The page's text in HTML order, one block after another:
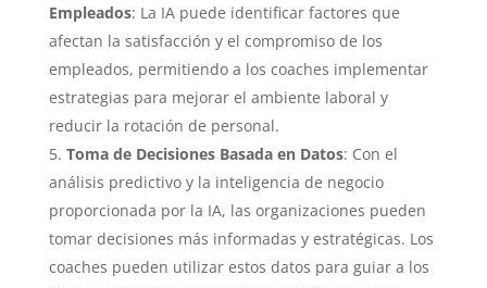
Empleados: La IA puede identificar factores que
afectan la satisfacción y el compromiso de los
empleados, permitiendo a los coaches implementar
estrategias para mejorar el ambiente laboral y
reducir la rotación de personal.
Toma de Decisiones Basada en Datos: Con el
análisis predictivo y la inteligencia de negocio
proporcionada por la IA, las organizaciones pueden
tomar decisiones más informadas y estratégicas. Los
coaches pueden utilizar estos datos para guiar a los